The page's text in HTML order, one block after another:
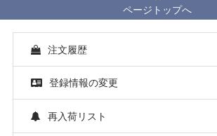
ページトップへ
注文履歴
登録情報の変更
再入荷リスト